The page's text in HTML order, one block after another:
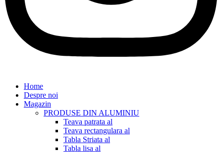
Home
Despre noi
Magazin
PRODUSE DIN ALUMINIU
Teava patrata al
Teava rectangulara al
Tabla Striata al
Tabla lisa al